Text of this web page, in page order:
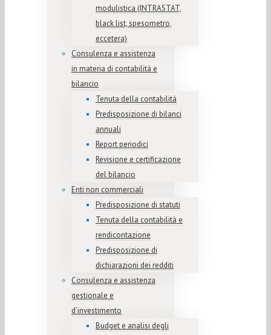
modulistica (INTRASTAT,
black list, spesometro,
eccetera)
Consulenza e assistenza
in materia di contabilità e
bilancio
Tenuta della contabilità
Predisposizione di bilanci
annuali
Report periodici
Revisione e certificazione
del bilancio
Enti non commerciali
Predisposizione di statuti
Tenuta della contabilità e
rendicontazione
Predisposizione di
dichiarazioni dei redditi
Consulenza e assistenza
gestionale e
d’investimento
Budget e analisi degli